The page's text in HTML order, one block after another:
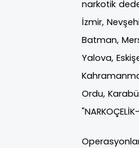
narkotik
İzmir,
Batman,
Yalova,
Ordu,